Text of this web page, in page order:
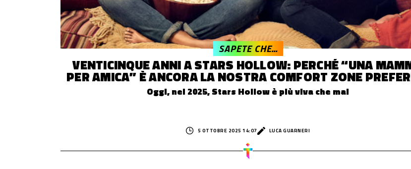
VENTICINQUE ANNI A STARS HOLLOW: PERCHÉ “UNA
PER AMICA” È ANCORA LA NOSTRA COMFORT ZONE
Oggi, nel 2025, Stars Hollow è più viva che mai
SAPETE CHE...
5 OTTOBRE 2025 14:07 LUCA GUARNERI